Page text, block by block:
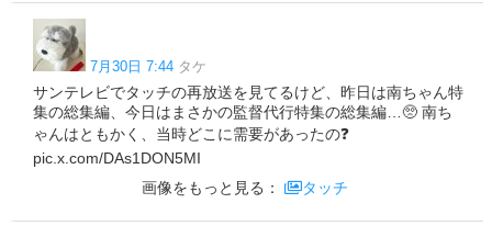
7月30日 7:44 タケ
サンテレビでタッチの再放送を見てるけど、昨日は南ちゃん特
集の総集編、今日はまさかの監督代行特集の総集編…🥺 南ち
ゃんはともかく、当時どこに需要があったの❓
pic.x.com/DAs1DON5MI
画像をもっと見る：
タッチ